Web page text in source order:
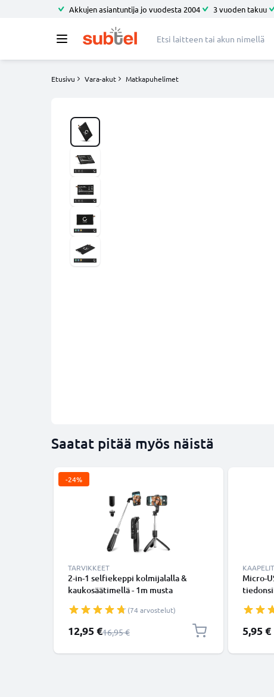
Akkujen asiantuntija jo vuodesta 2004 3 vuoden takuu
Etusivu Vara-akut Matkapuhelimet
Saatat pitää myös näistä
-24%
TARVIKKEET
2-in-1 selfiekeppi kolmijalalla &
kaukosäätimellä - 1m musta
kokoontaitettava kolmijalka
bluetooth-kaukosäätimellä
puhelimelle ja kameralle - iPhonelle,
(74 arvostelut)
Erikoishinta
12,95 €Normaali hinta
16,95 €
Micro-
5,95 €